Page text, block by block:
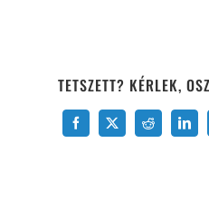
TETSZETT? KÉRLEK,
Facebook
X Reddit